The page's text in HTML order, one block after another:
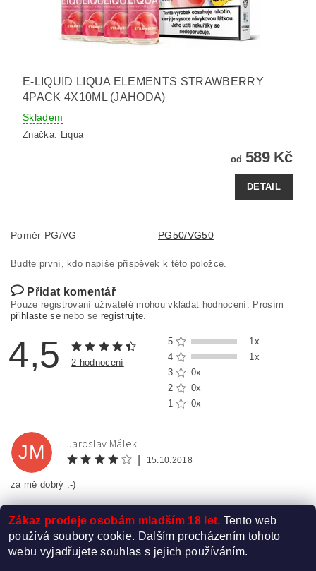
E-LIQUID LIQUA ELEMENTS STRAWBERRY
4PACK 4X10ML (JAHODA)
Skladem
Značka: Liqua
od 589 Kč
DETAIL
Poměr PG/VG PG50/VG50
Buďte první, kdo napíše příspěvek k této položce.
Přidat komentář
Pouze registrovaní uživatelé mohou vkládat hodnocení. Prosím
přihlaste senebo se registrujte
4,5 2 hodnocení
5
1x
4
1x
3
0x
2
0x
1
0x
JM Jaroslav Málek
15.10.2018
za mě dobrý :-)
Zákaz prodeje osobám mladším 18 let. Tento web
používá soubory cookie. Dalším procházením tohoto
webu vyjadřujete souhlas s jejich používáním.